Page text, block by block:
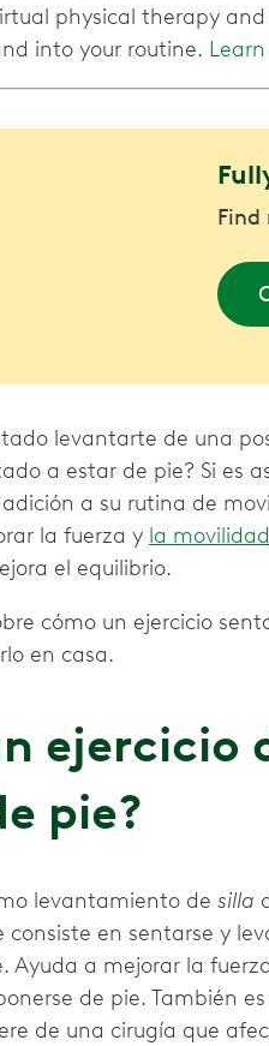
physical therapy
into your routine.
levantarte de una
a estar de pie? Si es
a su rutina de
la fuerza y la movilidad
el equilibrio.
cómo un ejercicio
en casa.
ejercicio
pie?
levantamiento de silla
en sentarse y
Ayuda a mejorar la
de pie. También
de una cirugía que